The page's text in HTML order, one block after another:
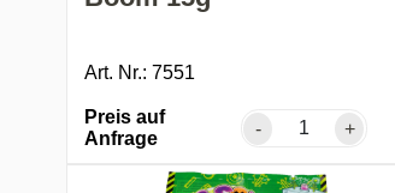
Art. Nr.: 7551
Preis auf
Anfrage
- +